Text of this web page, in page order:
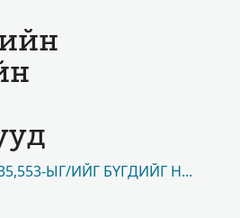
ЫГ/ИЙГ БҮГДИЙГ НЬ ҮЗЭХ